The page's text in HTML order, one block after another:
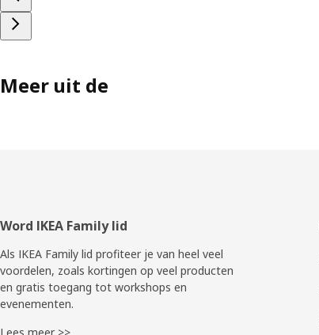
Meer uit de
Voettekst
Word IKEA Family lid
Als IKEA Family lid profiteer je van heel veel
voordelen, zoals kortingen op veel producten
en gratis toegang tot workshops en
evenementen.
Lees meer >>